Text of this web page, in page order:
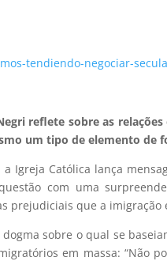
tendiendo-negociar-
reflete sobre as
um tipo de elemento de
Igreja Católica lança
com uma
prejudiciais que a
sobre o qual se
em massa: “Não